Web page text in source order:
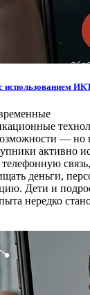
использованием
— но
активно
деньги,
Дети и
нередко